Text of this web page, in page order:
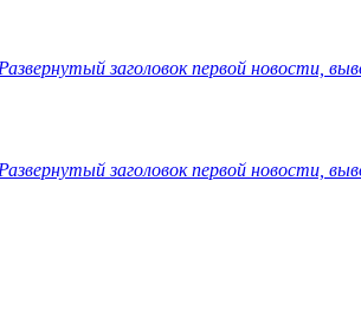
заголовок первой новости,
заголовок первой новости,